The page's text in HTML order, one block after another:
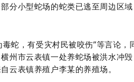
分小型蛇场的蛇类已逃至周边区
蛇，有受灾村民被咬伤”等言论，
州市云表镇一处养蛇场被洪水冲
云表镇养殖户李某的养殖场。